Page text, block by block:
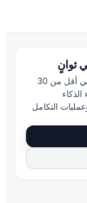
ثوانٍ
جرّب Speak مجاناً وقم بتحميل ملفك الأول في أقل من 30
التكامل